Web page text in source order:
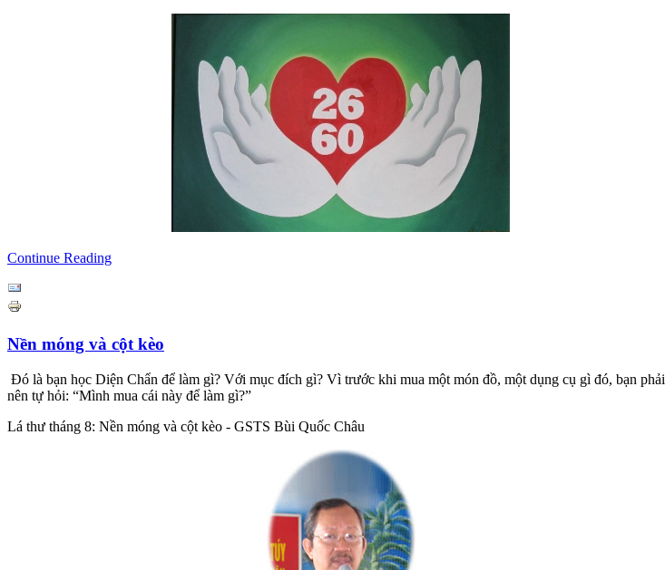
Continue Reading
Nền móng và cột kèo
Đó là bạn học Diện Chẩn để làm gì? Với mục đích gì? Vì trước khi mua một món đồ, một dụng cụ gì đó, bạn phải
nên tự hỏi: “Mình mua cái này để làm gì?”
Lá thư tháng 8: Nền móng và cột kèo - GSTS Bùi Quốc Châu